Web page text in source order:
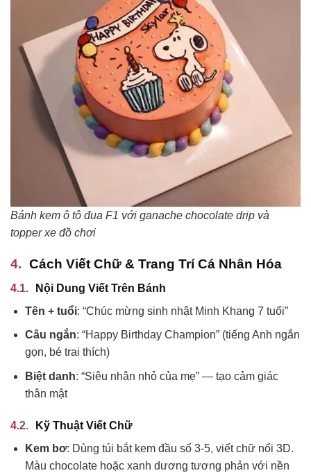
Bánh kem ô tô đua F1 với ganache chocolate drip và
topper xe đồ chơi
Cách Viết Chữ & Trang Trí Cá Nhân Hóa
Nội Dung Viết Trên Bánh
Tên + tuổi: “Chúc mừng sinh nhật Minh Khang 7 tuổi”
Câu ngắn: “Happy Birthday Champion” (tiếng Anh ngắn
gọn, bé trai thích)
Biệt danh: “Siêu nhân nhỏ của mẹ” — tạo cảm giác
thân mật
Kỹ Thuật Viết Chữ
Kem bơ: Dùng túi bắt kem đầu số 3-5, viết chữ nổi 3D.
Màu chocolate hoặc xanh dương tương phản với nền